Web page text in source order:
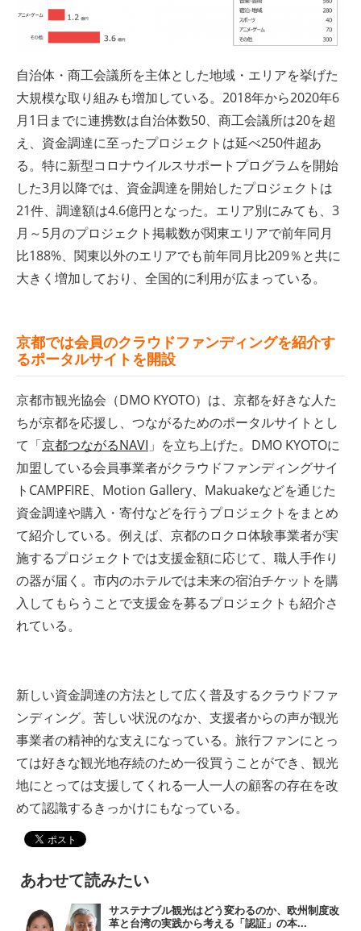
自治体・商工会議所を主体とした地域・エリアを挙げた
大規模な取り組みも増加している。2018年から2020年6
月1日までに連携数は自治体数50、商工会議所は20を超
え、資金調達に至ったプロジェクトは延べ250件超あ
る。特に新型コロナウイルスサポートプログラムを開始
した3月以降では、資金調達を開始したプロジェクトは
21件、調達額は4.6億円となった。エリア別にみても、3
月～5月のプロジェクト掲載数が関東エリアで前年同月
比188%、関東以外のエリアでも前年同月比209％と共に
大きく増加しており、全国的に利用が広まっている。
京都では会員のクラウドファンディングを紹介す
るポータルサイトを開設
京都市観光協会（DMO KYOTO）は、京都を好きな人た
ちが京都を応援し、つながるためのポータルサイトとし
て「京都つながるNAVI 」を立ち上げた。DMO KYOTOに
加盟している会員事業者がクラウドファンディングサイ
トCAMPFIRE、Motion Gallery、Makuakeなどを通じた
資金調達や購入・寄付などを行うプロジェクトをまとめ
て紹介している。例えば、京都のロクロ体験事業者が実
施するプロジェクトでは支援金額に応じて、職人手作り
の器が届く。市内のホテルでは未来の宿泊チケットを購
入してもらうことで支援金を募るプロジェクトも紹介さ
れている。
新しい資金調達の方法として広く普及するクラウドファ
ンディング。苦しい状況のなか、支援者からの声が観光
事業者の精神的な支えになっている。旅行ファンにとっ
ては好きな観光地存続のため一役買うことができ、観光
地にとっては支援してくれる一人一人の顧客の存在を改
めて認識するきっかけにもなっている。
あわせて読みたい
サステナブル観光はどう変わるのか、欧州制度改
革と台湾の実践から考える「認証」の本...